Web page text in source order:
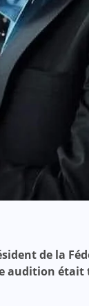
de la
audition